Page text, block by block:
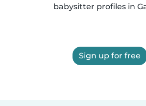
babysitter profiles in
Sign up for free